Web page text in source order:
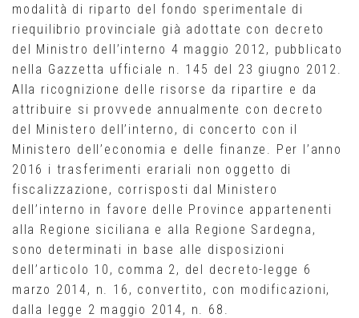
modalità di riparto del fondo sperimentale di
riequilibrio provinciale già adottate con decreto
del Ministro dell’interno 4 maggio 2012, pubblicato
nella Gazzetta ufficiale n. 145 del 23 giugno 2012.
Alla ricognizione delle risorse da ripartire e da
attribuire si provvede annualmente con decreto
del Ministero dell’interno, di concerto con il
Ministero dell’economia e delle finanze. Per l’anno
2016 i trasferimenti erariali non oggetto di
fiscalizzazione, corrisposti dal Ministero
dell’interno in favore delle Province appartenenti
alla Regione siciliana e alla Regione Sardegna,
sono determinati in base alle disposizioni
dell’articolo 10, comma 2, del decreto-legge 6
marzo 2014, n. 16, convertito, con modificazioni,
dalla legge 2 maggio 2014, n. 68.